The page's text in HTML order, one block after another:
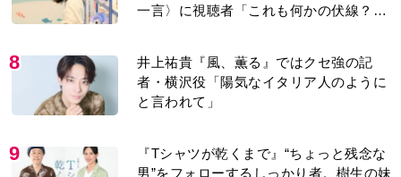
一言〉に視聴者「これも何かの伏線？」
8
井上祐貴『風、薫る』ではクセ強の記
者・横沢役「陽気なイタリア人のように
と言われて」
9
『Tシャツが乾くまで』“ちょっと残念な
男”をフォローするしっかり者。樹生の妹